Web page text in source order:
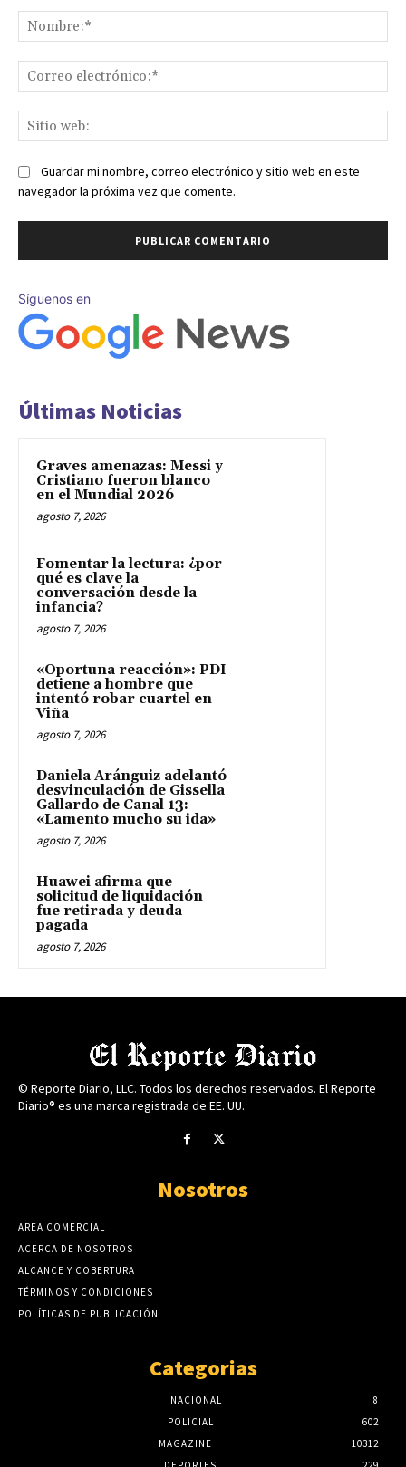
Guardar mi nombre, correo electrónico y sitio web en este
navegador la próxima vez que comente.
Síguenos en
Últimas Noticias
Graves amenazas: Messi y
Cristiano fueron blanco
en el Mundial 2026
agosto 7, 2026
Fomentar la lectura: ¿por
qué es clave la
conversación desde la
infancia?
agosto 7, 2026
«Oportuna reacción»: PDI
detiene a hombre que
intentó robar cuartel en
Viña
agosto 7, 2026
Daniela Aránguiz adelantó
desvinculación de Gissella
Gallardo de Canal 13:
«Lamento mucho su ida»
agosto 7, 2026
Huawei afirma que
solicitud de liquidación
fue retirada y deuda
pagada
agosto 7, 2026
© Reporte Diario, LLC. Todos los derechos reservados. El Reporte
Diario® es una marca registrada de EE. UU.
Nosotros
AREA COMERCIAL
ACERCA DE NOSOTROS
ALCANCE Y COBERTURA
TÉRMINOS Y CONDICIONES
POLÍTICAS DE PUBLICACIÓN
Categorias
NACIONAL
8
POLICIAL
602
MAGAZINE
10312